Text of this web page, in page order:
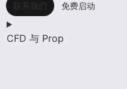
联系我们 免费启动
CFD 与 Prop